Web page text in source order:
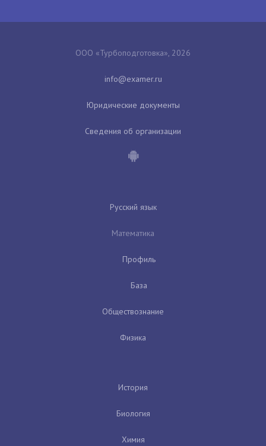
ООО «Турбоподготовка», 2026
Юридические документы
Сведения об организации
Русский язык
Математика
Профиль
База
Обществознание
Физика
История
Биология
Химия